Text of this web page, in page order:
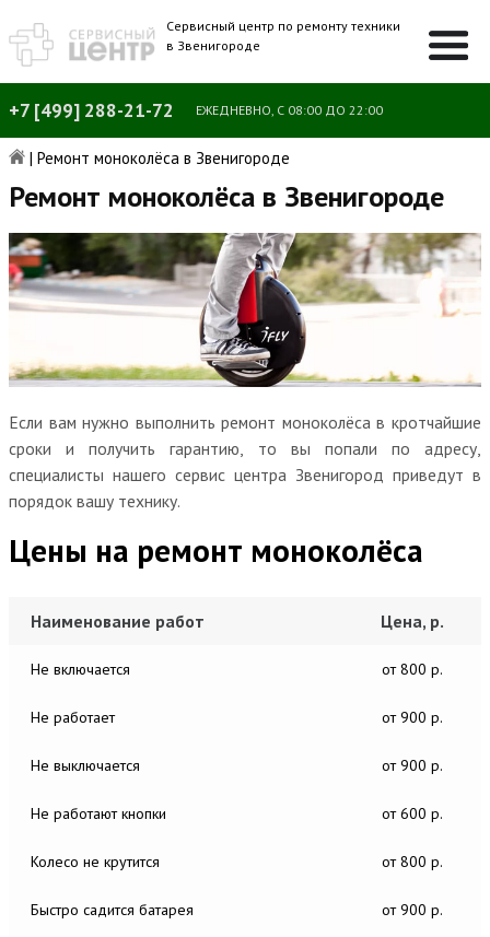
Сервисный центр по ремонту техники
в Звенигороде
+7 [499] 288-21-72 ЕЖЕДНЕВНО, С 08:00 ДО 22:00
| Ремонт моноколёса в Звенигороде
Ремонт моноколёса в Звенигороде
Если вам нужно выполнить ремонт моноколёса в кротчайшие
сроки и получить гарантию, то вы попали по адресу,
специалисты нашего сервис центра Звенигород приведут в
порядок вашу технику.
Цены на ремонт моноколёса
Наименование работ Цена, р.
Не включается от 800 р.
Не работает от 900 р.
Не выключается от 900 р.
Не работают кнопки от 600 р.
Колесо не крутится от 800 р.
Быстро садится батарея от 900 р.